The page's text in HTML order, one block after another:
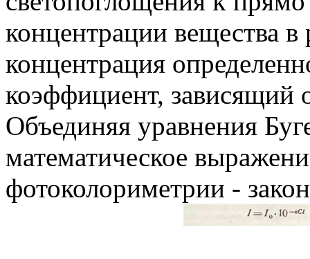
концентрации вещества
концентрация
коэффициент, зависящий
Объединяя уравнения
математическое
фотоколориметрии -